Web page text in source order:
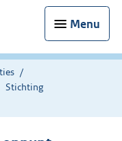
Menu
Stichting